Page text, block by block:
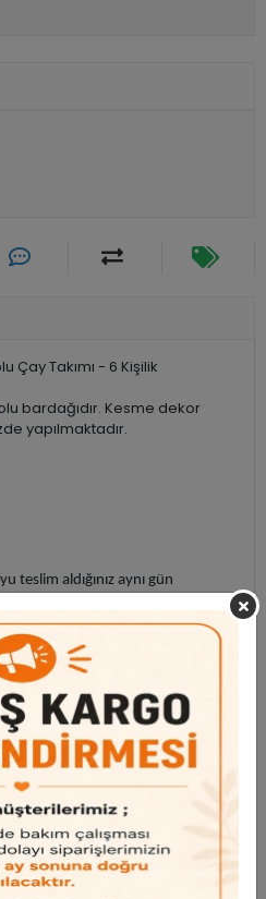
Çay Takımı - 6 Kişilik
bardağıdır. Kesme dekor
yapılmaktadır.
teslim aldığınız aynı gün
aittir. İzinsiz kullanılamaz.
atölyelerimizde yapılmaktadır.
reel/DF5uDbrNbLR/?